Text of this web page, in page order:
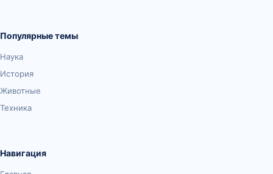
Популярные темы
Наука
История
Животные
Техника
Навигация